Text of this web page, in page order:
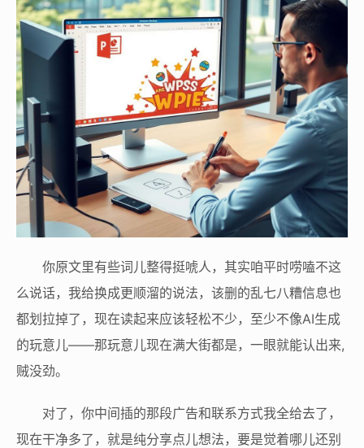
你原文里有些词儿整得挺唬人，其实咱平时唠嗑不这
么说话，我给换成更顺溜的说法，该删的乱七八糟信息也
都划拉掉了，现在读起来应该轻松不少，至少不像AI生成
的玩意儿——那玩意儿现在满大街都是，一眼就能认出来,
贼没劲。
对了，你中间插的那段广告和联系方式我全给去了，
现在干净多了，就是纯分享点儿想法，要是觉着哪儿还别